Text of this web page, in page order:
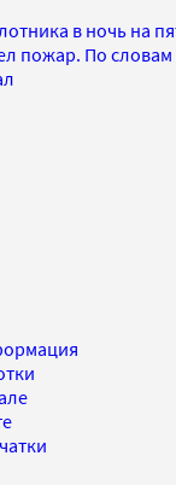
в ночь на
пожар. По